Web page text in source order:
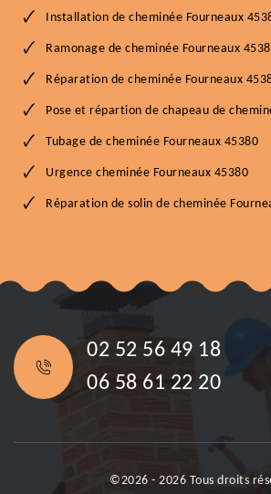
Installation de cheminée Fourneaux
Ramonage de cheminée Fourneaux
Réparation de cheminée Fourneaux
Pose et répartion de chapeau de
Tubage de cheminée Fourneaux 45380
Urgence cheminée Fourneaux 45380
Réparation de solin de cheminée
02 52 56 49 18
06 58 61 22 20
©2026 - 2026 Tous droits